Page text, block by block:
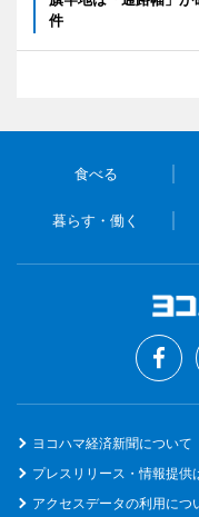
件
食べる
暮らす・働く
ヨコハマ経済新聞について
プレスリリース・情報提供
アクセスデータの利用につ